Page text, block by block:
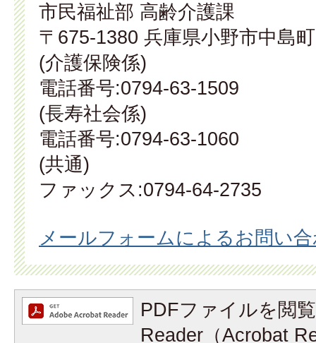
市民福祉部 高齢介護課
〒675-1380 兵庫県小野市中島
(介護保険係)
電話番号:0794-63-1509
(長寿社会係)
電話番号:0794-63-1060
(共通)
ファックス:0794-64-2735
メールフォームによるお問い
PDFファイルを閲
Reader（Acrobat